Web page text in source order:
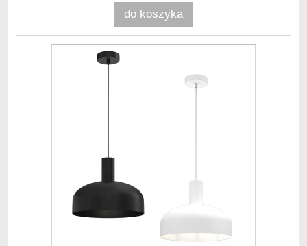
do koszyka